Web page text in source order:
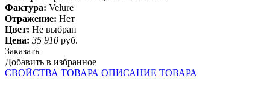
Фактура: Velure
Отражение: Нет
Цвет: Не выбран
Цена: 35 910 руб.
Заказать
Добавить в избранное
СВОЙСТВА ТОВАРА ОПИСАНИЕ ТОВАРА